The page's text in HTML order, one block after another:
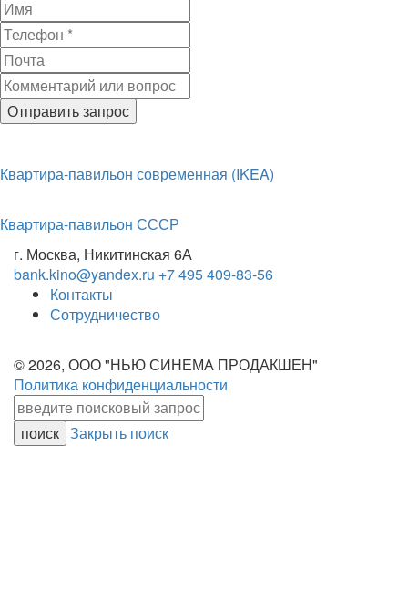
Отправить запрос
Квартира-павильон современная (IKEA)
Квартира-павильон СССР
г. Москва, Никитинская 6А
bank.kino@yandex.ru +7 495 409-83-56
Контакты
Сотрудничество
© 2026, ООО "НЬЮ СИНЕМА ПРОДАКШЕН"
Политика конфиденциальности
Закрыть поиск